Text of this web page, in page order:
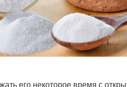
его некоторое время с